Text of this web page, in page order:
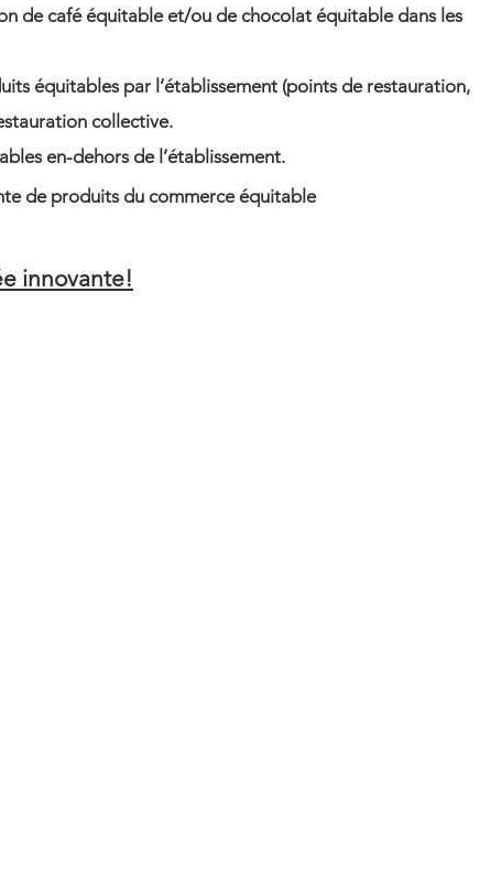
de café équitable et/ou de chocolat équitable dans les
équitables par l’établissement (points de restauration,
collective.
en-dehors de l’établissement.
de produits du commerce équitable
innovante!